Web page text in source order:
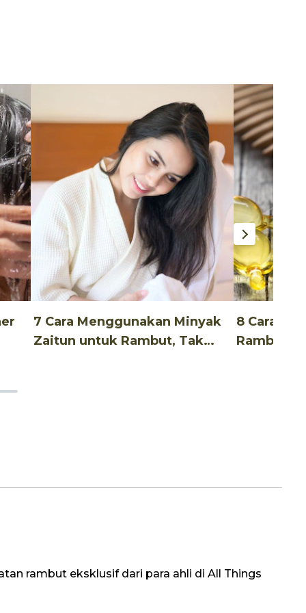
7 Cara Menggunakan Minyak
Zaitun untuk Rambut, Tak
8 Cara
Rambut
rambut eksklusif dari para ahli di All Things